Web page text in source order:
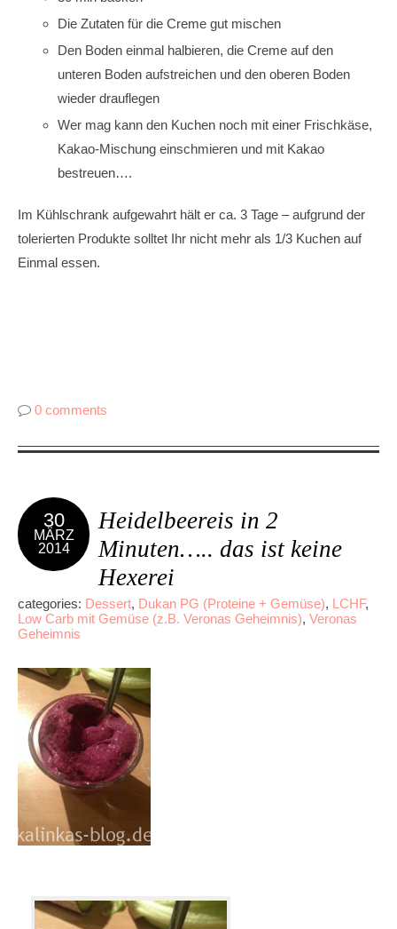
Die Zutaten für die Creme gut mischen
Den Boden einmal halbieren, die Creme auf den
unteren Boden aufstreichen und den oberen Boden
wieder drauflegen
Wer mag kann den Kuchen noch mit einer Frischkäse,
Kakao-Mischung einschmieren und mit Kakao
bestreuen….
Im Kühlschrank aufgewahrt hält er ca. 3 Tage – aufgrund der
tolerierten Produkte solltet Ihr nicht mehr als 1/3 Kuchen auf
Einmal essen.
0 comments
30
MÄRZ
2014
Heidelbeereis in 2
Minuten….. das ist keine
Hexerei
categories: Dessert, Dukan PG (Proteine + Gemüse), LCHF,
Low Carb mit Gemüse (z.B. Veronas Geheimnis), Veronas
Geheimnis